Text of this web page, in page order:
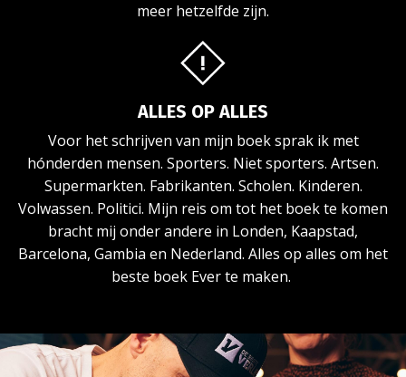
meer hetzelfde zijn.
ALLES OP ALLES
Voor het schrijven van mijn boek sprak ik met
hónderden mensen. Sporters. Niet sporters. Artsen.
Supermarkten. Fabrikanten. Scholen. Kinderen.
Volwassen. Politici. Mijn reis om tot het boek te komen
bracht mij onder andere in Londen, Kaapstad,
Barcelona, Gambia en Nederland. Alles op alles om het
beste boek Ever te maken.